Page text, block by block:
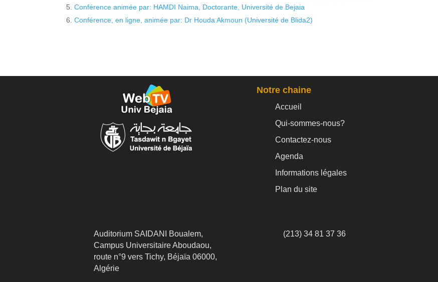
Conférence animée par: HAMDI Naima, Doctorante, Université de Bejaia
Conférence, en ligne, animée par: Dr Houda Akmoun (Université de Blida2)
Notre chaine
Accueil
Qui-sommes-nous?
Contactez-nous
Agenda
Informations légales
Plan du site
Auditorium SAIDANI Boualem,
Campus Universitaire Aboudaou,
route n°9 vers Tichy, Béjaïa 06000,
Algérie
(213) 34 81 37 36